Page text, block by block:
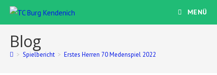
Zum
MENÜ
Blog
> Spielbericht > Erstes Herren 70 Medenspiel 2022